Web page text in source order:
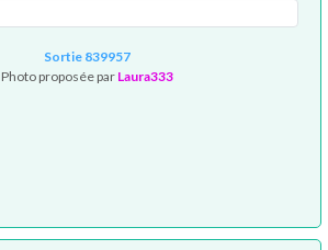
Sortie 839957
Photo proposée par Laura333